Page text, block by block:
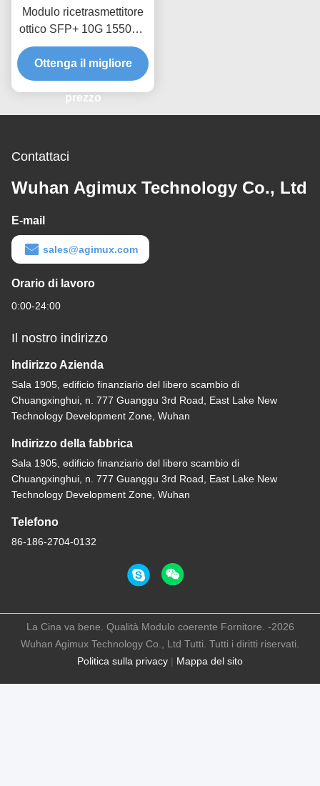
Modulo ricetrasmettitore
ottico SFP+ 10G 1550nm
40Km CDR/NCDR
Ottenga il migliore
prezzo
Contattaci
Wuhan Agimux Technology Co., Ltd
E-mail
sales@agimux.com
Orario di lavoro
0:00-24:00
Il nostro indirizzo
Indirizzo Azienda
Sala 1905, edificio finanziario del libero scambio di
Chuangxinghui, n. 777 Guanggu 3rd Road, East Lake New
Technology Development Zone, Wuhan
Indirizzo della fabbrica
Sala 1905, edificio finanziario del libero scambio di
Chuangxinghui, n. 777 Guanggu 3rd Road, East Lake New
Technology Development Zone, Wuhan
Telefono
86-186-2704-0132
Politica sulla privacy | Mappa del sito
La Cina va bene. Qualità Modulo coerente Fornitore. -2026
Wuhan Agimux Technology Co., Ltd Tutti. Tutti i diritti riservati.